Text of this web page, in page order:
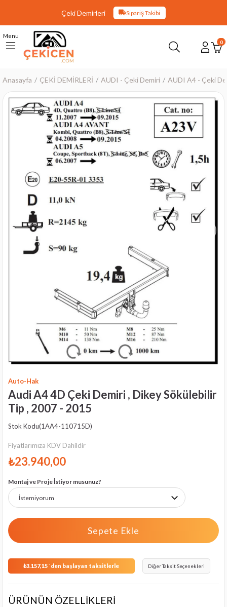
Çeki Demirleri Sipariş Takibi
Menu
0
Anasayfa ÇEKİ DEMİRLERİ AUDI - Çeki Demiri AUDI A4 - Çeki
Auto-Hak
Audi A4 4D Çeki Demiri , Dikey Sökülebilir
Tip , 2007 - 2015
Stok Kodu(1AA4-110715D)
Fiyatlarımıza KDV Dahildir
₺23.940,00
Montaj ve Proje İstiyor musunuz?
₺3.157,15`den başlayan taksitlerle Diğer Taksit Seçenekleri
ÜRÜNÜN ÖZELLİKLERİ